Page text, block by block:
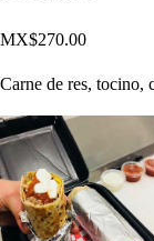
MX$270.00
Carne de res, tocino,